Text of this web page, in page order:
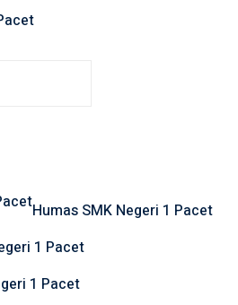
Humas SMK Negeri 1 Pacet
1 Pacet
1 Pacet